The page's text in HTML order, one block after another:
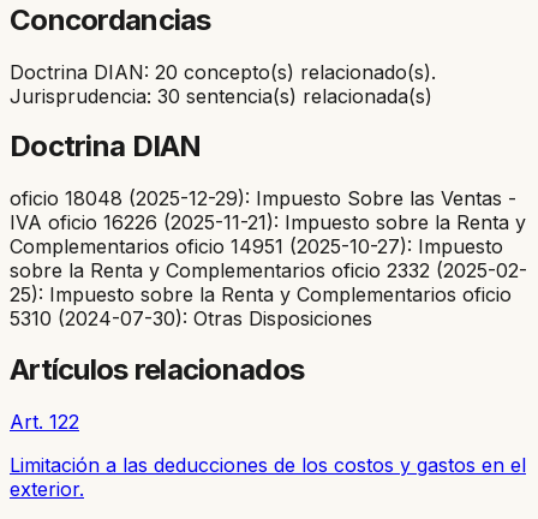
Concordancias
Doctrina DIAN: 20 concepto(s) relacionado(s).
Jurisprudencia: 30 sentencia(s) relacionada(s)
Doctrina DIAN
oficio 18048 (2025-12-29): Impuesto Sobre las Ventas -
IVA oficio 16226 (2025-11-21): Impuesto sobre la Renta y
Complementarios oficio 14951 (2025-10-27): Impuesto
sobre la Renta y Complementarios oficio 2332 (2025-02-
25): Impuesto sobre la Renta y Complementarios oficio
5310 (2024-07-30): Otras Disposiciones
Artículos relacionados
Art. 122
Limitación a las deducciones de los costos y gastos en el
exterior.